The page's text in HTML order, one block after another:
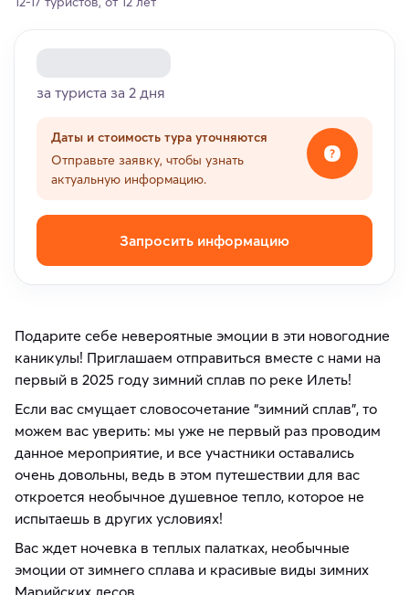
за туриста за 2 дня
Даты и стоимость тура уточняются
Отправьте заявку, чтобы узнать
актуальную информацию.
Запросить информацию
Подарите себе невероятные эмоции в эти новогодние
каникулы! Приглашаем отправиться вместе с нами на
первый в 2025 году зимний сплав по реке Илеть!
Если вас смущает словосочетание “зимний сплав”, то
можем вас уверить: мы уже не первый раз проводим
данное мероприятие, и все участники оставались
очень довольны, ведь в этом путешествии для вас
откроется необычное душевное тепло, которое не
испытаешь в других условиях!
Вас ждет ночевка в теплых палатках, необычные
эмоции от зимнего сплава и красивые виды зимних
Марийских лесов.